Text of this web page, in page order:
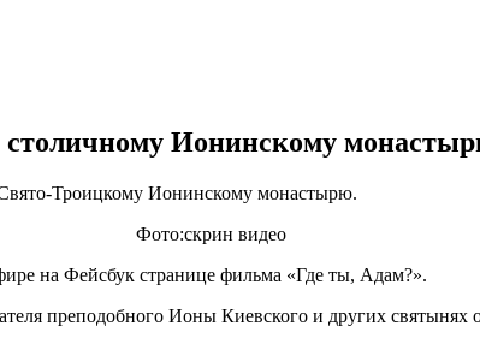
Ионинскому
Троицкому Ионинскому монастырю.
Фото:скрин видео
на Фейсбук странице фильма «Где ты, Адам?».
преподобного Ионы Киевского и других святынях